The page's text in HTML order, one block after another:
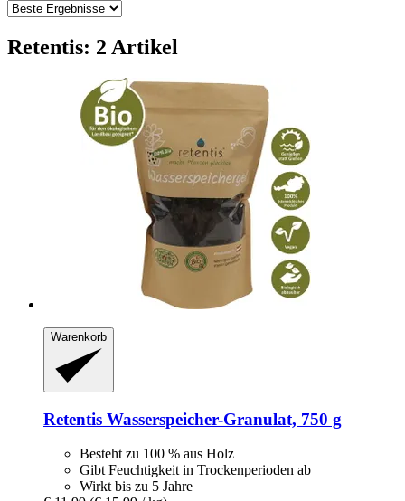
Retentis: 2 Artikel
Warenkorb
Retentis Wasserspeicher-​Granulat, 750 g
Besteht zu 100 % aus Holz
Gibt Feuchtigkeit in Trockenperioden ab
Wirkt bis zu 5 Jahre